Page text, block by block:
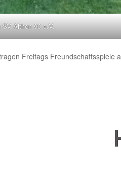
SV Althen 90 e.V.
Freitags Freundschaftsspiele